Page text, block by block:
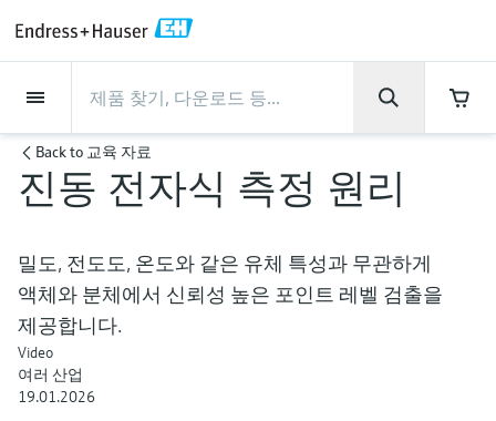
제품
Flow measurement
Level
액체 분석
온도 측정
Flow measurement
전자 유량계
코리올리스 질량 유량계
초음파 유량계
볼텍스 유량계
Level
Radar level measurement
Vibronic point level detection
Guided radar level measurement
Ultrasonic level measurement
액체 분석
pH sensors & transmitters
Conductivity sensors & transmitters
Turbidity sensors & transmitters
Chlorine sensors & transmitters
온도 측정
Temperature transmitters
Industrial thermometers
써모웰
고온 온도계
Pressure
Absolute and gauge pressure
차압 변환기를 사용한 연속 압력 측
정
모두 쇼핑하기
시스템 구성품
Data managers & data loggers
프로세스 디스플레이 및 컨트롤 유
닛
전원 공급 장치 및 배리어
WirelessHART 솔루션
화학적 특성의 광학 분석
TDLAS 및 QF 분석기
Raman 분광 분석기
배출 모니터링 솔루션
입자 측정 계기
Netilion IIoT
Netilion Value
Netilion Health
Netilion Analytics
Netilion Library
서비스
프로젝트 및 시운전 서비스
서비스 지원 및 트레이닝
유지보수 서비스
성능 최적화 서비스
프로젝트 및 시운전 서비스
계기의 시운전 서비스
산업 프로젝트 관리 서비스
워런티 연장
서비스 지원 및 트레이닝
스마트 서포트
원격 자산 모니터링
프로세스 계측 교육 과정
유지보수 서비스
검증 서비스
On-site calibration services
예방 유지보수 서비스
수리 서비스
성능 최적화 서비스
측정 성능 분석
검교정 주기 최적화
동적 설치 자산 분석
산업
식음료 산업
Water, Wastewater & Waste
Oil & Gas / Marine
Life Sciences
지원
서비스 지원
자료 다운로드
각종 운영 매뉴얼과 브로셔, 소프트웨어 업데
이트 사항, 동영상, 인증서를 비롯한 다양한
자료를 다운로드 받으실 수 있습니다.
회사 소개
엔드레스하우저 소개
생산 공장
핵심 역량
고객 성공 사례
엔드레스하우저 소개
그룹 소개
한국엔드레스하우저
2024년 경영성과
그룹 경영
생산 공장
Endress+Hauser Level+Pressure
Endress+Hauser Flow
Endress+Hauser Liquid Analysis
Endress+Hauser
Temperature+System Products
핵심 역량
공정 안전성
Cybersecurity
공정 자동화 프로젝트
My Endress+Hauser
뉴스 & 스토리
뉴스 & 스토리
모든 기사
보도자료
엔드레스하우저 스토리
전시회 및 세미나
트레이닝
세미나
전시회
웨비나
커리어
Explore open positions
채용 기회
More job opportunities
Job opportunities at Analytik Jena
Back to 교육 자료
진동 전자식 측정 원리
밀도, 전도도, 온도와 같은 유체 특성과 무관하게
액체와 분체에서 신뢰성 높은 포인트 레벨 검출을
제공합니다.
Video
여러 산업
19.01.2026